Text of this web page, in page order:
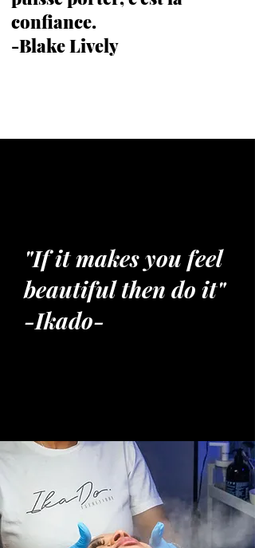
confiance.
-Blake Lively
"If it makes you feel
beautiful then do it"
-Ikado-